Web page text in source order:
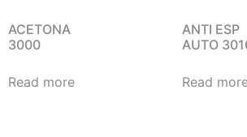
ACETONA
3000
Read more
ANTI ESP
AUTO
Read